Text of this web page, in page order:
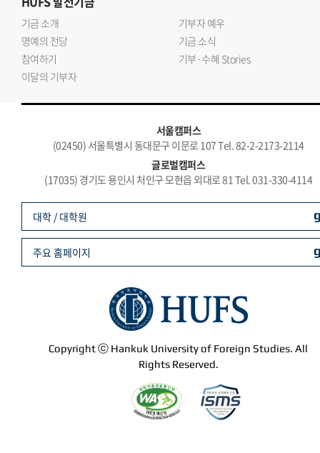
기금 소개
기부자 예우
명예의 전당
기금 소식
참여하기
기부·수혜 Stories
이달의 기부자
서울캠퍼스
(02450) 서울특별시 동대문구 이문로 107 Tel. 82-2-2173-2114
글로벌캠퍼스
(17035) 경기도 용인시 처인구 모현읍 외대로 81 Tel. 031-330-4114
Copyright ⓒ Hankuk University of Foreign Studies. All
Rights Reserved.
대학 / 대학원
주요 홈페이지